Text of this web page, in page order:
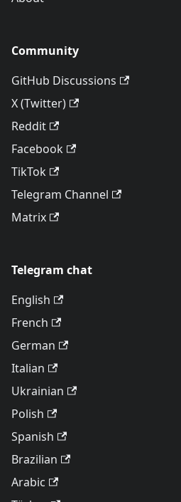
Community
GitHub Discussions
X (Twitter)
Reddit
Facebook
TikTok
Telegram Channel
Matrix
Telegram chat
English
French
German
Italian
Ukrainian
Polish
Spanish
Brazilian
Arabic